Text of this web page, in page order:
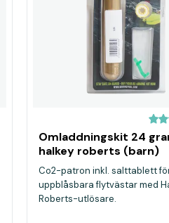
Omladdningskit 24
halkey roberts (barn)
Co2-patron inkl. salttablett
uppblåsbara flytvästar med
Roberts-utlösare.